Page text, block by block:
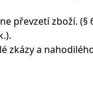
převzetí zboží. (§
a